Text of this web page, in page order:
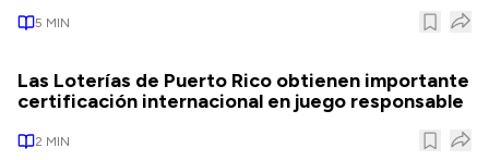
5 MIN
Las Loterías de Puerto Rico obtienen importante
certificación internacional en juego responsable
2 MIN